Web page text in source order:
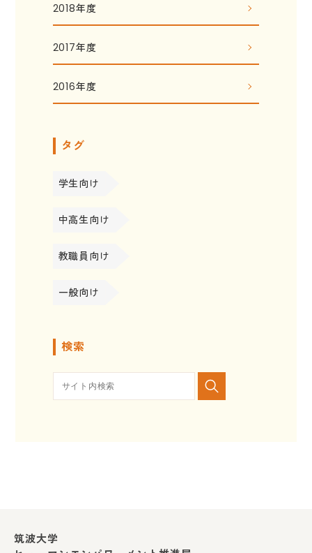
2018年度
2017年度
2016年度
タグ
学生向け
中高生向け
教職員向け
一般向け
検索
筑波大学